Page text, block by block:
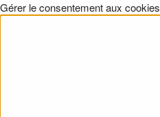
Gérer le consentement aux cookies